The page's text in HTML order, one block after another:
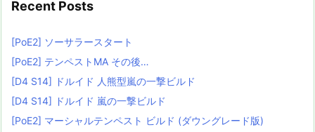
Recent Posts
[PoE2] ソーサラースタート
[PoE2] テンペストMA その後…
[D4 S14] ドルイド 人熊型嵐の一撃ビルド
[D4 S14] ドルイド 嵐の一撃ビルド
[PoE2] マーシャルテンペスト ビルド (ダウングレード版)